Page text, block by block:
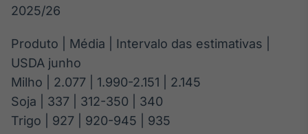
negociação de
Broadcast
Datafeed
2025/26
Produto | Média | Intervalo das estimativas |
USDA junho
Milho | 2.077 | 1.990-2.151 | 2.145
Soja | 337 | 312-350 | 340
Trigo | 927 | 920-945 | 935